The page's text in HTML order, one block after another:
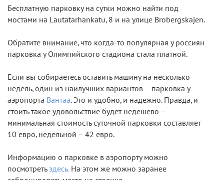
Бесплатную парковку на сутки можно найти под
мостами на Lautatarhankatu, 8 и на улице Brobergskajen.
Обратите внимание, что когда-то популярная у россиян
парковка у Олимпийского стадиона стала платной.
Если вы собираетесь оставить машину на несколько
недель, один из наилучших вариантов – парковка у
аэропорта Вантаа. Это и удобно, и надежно. Правда, и
стоить такое удовольствие будет недешево –
минимальная стоимость суточной парковки составляет
10 евро, недельной – 42 евро.
Информацию о парковке в аэропорту можно
посмотретьздесь.На этом же можно заранее